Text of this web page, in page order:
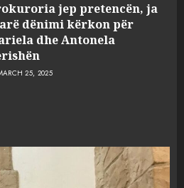
jep pretencën, ja
dënimi kërkon për
dhe Antonela
25, 2025